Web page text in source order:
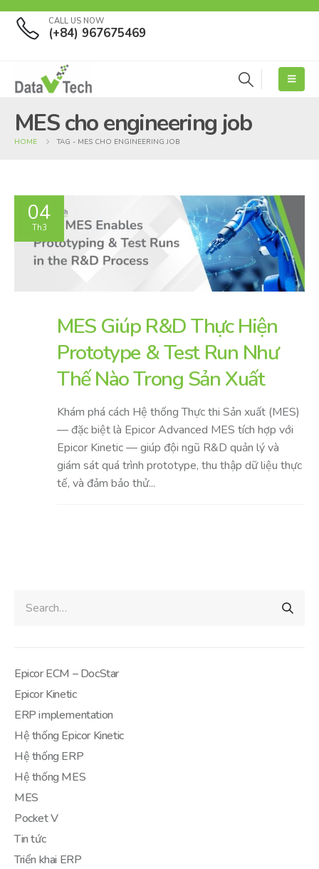
CALL US NOW
(+84) 967675469
MES cho engineering job
HOME TAG - MES CHO ENGINEERING JOB
04
Th3
MES Giúp R&D Thực Hiện
Prototype & Test Run Như
Thế Nào Trong Sản Xuất
Khám phá cách Hệ thống Thực thi Sản xuất (MES)
— đặc biệt là Epicor Advanced MES tích hợp với
Epicor Kinetic — giúp đội ngũ R&D quản lý và
giám sát quá trình prototype, thu thập dữ liệu thực
tế, và đảm bảo thử...
Epicor ECM – DocStar
Epicor Kinetic
ERP implementation
Hệ thống Epicor Kinetic
Hệ thống ERP
Hệ thống MES
MES
Pocket V
Tin tức
Triển khai ERP